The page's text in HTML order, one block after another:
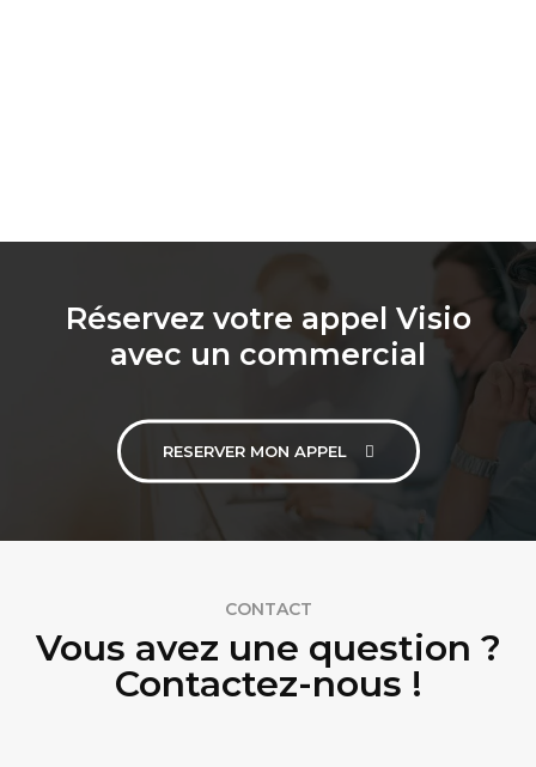
Réservez votre appel Visio
avec un commercial
RESERVER MON APPEL
CONTACT
Vous avez une question ?
Contactez-nous !